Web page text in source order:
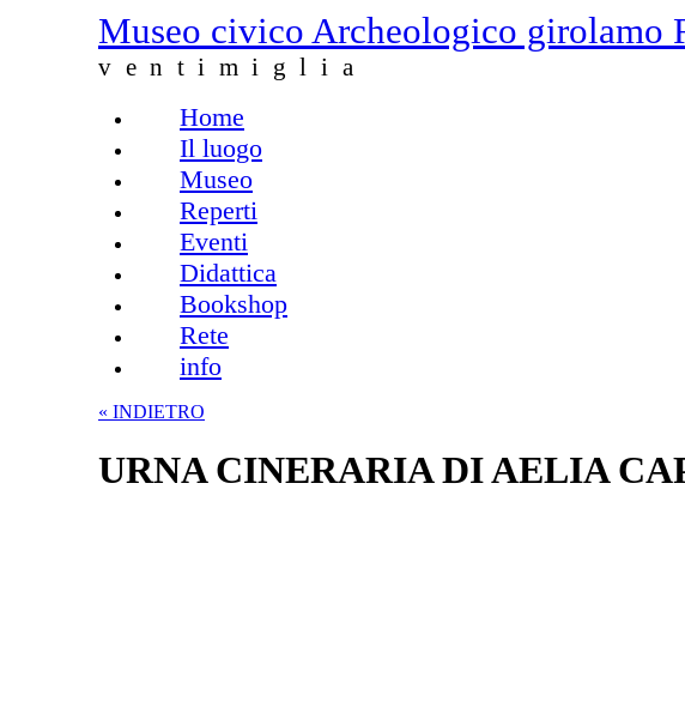
Salta al contenuto principale
Museo civico Archeologico girolamo
ventimiglia
Menu principale
Home
Il luogo
Museo
Reperti
Eventi
Didattica
Bookshop
Rete
info
« INDIETRO
URNA CINERARIA DI AELIA